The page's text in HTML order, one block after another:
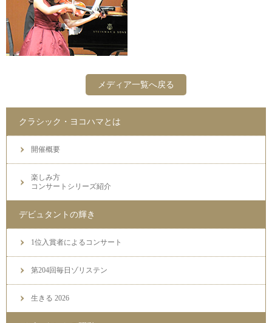
メディア一覧へ戻る
クラシック・ヨコハマとは
開催概要
楽しみ方
コンサートシリーズ紹介
デビュタントの輝き
1位入賞者によるコンサート
第204回毎日ゾリステン
生きる 2026